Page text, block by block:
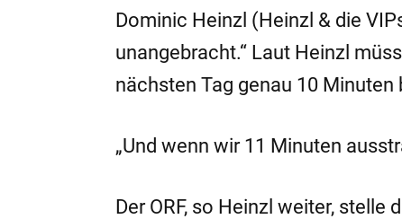
Dominic Heinzl (Heinzl & die
unangebracht.“ Laut Heinzl
nächsten Tag genau 10
„Und wenn wir 11 Minuten
Der ORF, so Heinzl weiter,